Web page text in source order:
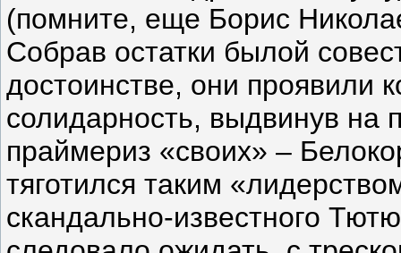
(помните, еще Борис
Собрав остатки былой
достоинстве, они проявили
солидарность, выдвинув на
праймериз «своих» –
тяготился таким
скандально-известного